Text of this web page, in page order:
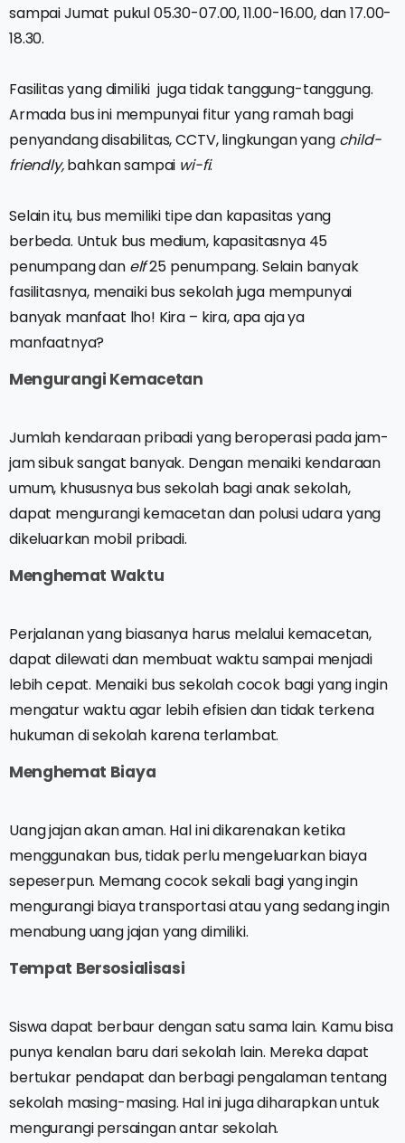
sampai Jumat pukul 05.30-07.00, 11.00-16.00, dan 17.00-
18.30.
Fasilitas yang dimiliki juga tidak tanggung-tanggung.
Armada bus ini mempunyai fitur yang ramah bagi
penyandang disabilitas, CCTV, lingkungan yang child-
friendly,bahkan sampai wi-fi.
Selain itu, bus memiliki tipe dan kapasitas yang
berbeda. Untuk bus medium, kapasitasnya 45
penumpang dan elf25 penumpang. Selain banyak
fasilitasnya, menaiki bus sekolah juga mempunyai
banyak manfaat lho! Kira – kira, apa aja ya
manfaatnya?
Mengurangi Kemacetan
Jumlah kendaraan pribadi yang beroperasi pada jam-
jam sibuk sangat banyak. Dengan menaiki kendaraan
umum, khususnya bus sekolah bagi anak sekolah,
dapat mengurangi kemacetan dan polusi udara yang
dikeluarkan mobil pribadi.
Menghemat Waktu
Perjalanan yang biasanya harus melalui kemacetan,
dapat dilewati dan membuat waktu sampai menjadi
lebih cepat. Menaiki bus sekolah cocok bagi yang ingin
mengatur waktu agar lebih efisien dan tidak terkena
hukuman di sekolah karena terlambat.
Menghemat Biaya
Uang jajan akan aman. Hal ini dikarenakan ketika
menggunakan bus, tidak perlu mengeluarkan biaya
sepeserpun. Memang cocok sekali bagi yang ingin
mengurangi biaya transportasi atau yang sedang ingin
menabung uang jajan yang dimiliki.
Tempat Bersosialisasi
Siswa dapat berbaur dengan satu sama lain. Kamu bisa
punya kenalan baru dari sekolah lain. Mereka dapat
bertukar pendapat dan berbagi pengalaman tentang
sekolah masing-masing. Hal ini juga diharapkan untuk
mengurangi persaingan antar sekolah.